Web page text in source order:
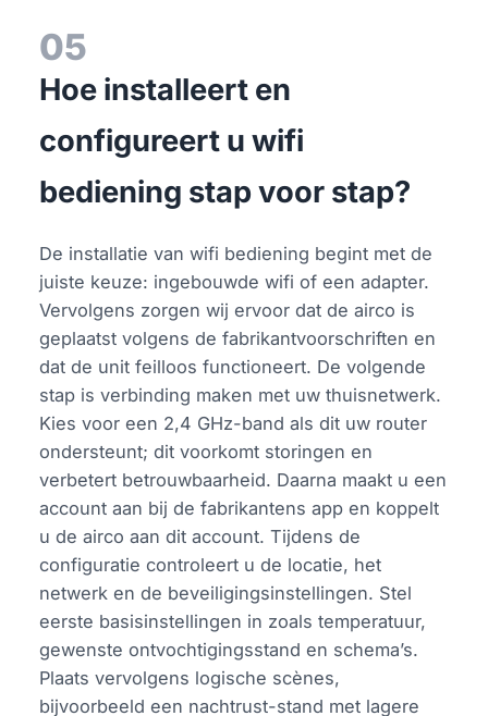
05
Hoe installeert en
configureert u wifi
bediening stap voor stap?
De installatie van wifi bediening begint met de
juiste keuze: ingebouwde wifi of een adapter.
Vervolgens zorgen wij ervoor dat de airco is
geplaatst volgens de fabrikantvoorschriften en
dat de unit feilloos functioneert. De volgende
stap is verbinding maken met uw thuisnetwerk.
Kies voor een 2,4 GHz-band als dit uw router
ondersteunt; dit voorkomt storingen en
verbetert betrouwbaarheid. Daarna maakt u een
account aan bij de fabrikantens app en koppelt
u de airco aan dit account. Tijdens de
configuratie controleert u de locatie, het
netwerk en de beveiligingsinstellingen. Stel
eerste basisinstellingen in zoals temperatuur,
gewenste ontvochtigingsstand en schema’s.
Plaats vervolgens logische scènes,
bijvoorbeeld een nachtrust-stand met lagere